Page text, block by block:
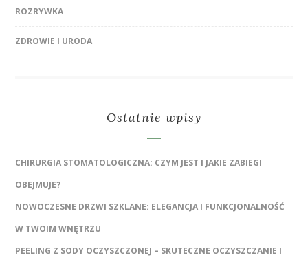
ROZRYWKA
ZDROWIE I URODA
Ostatnie wpisy
CHIRURGIA STOMATOLOGICZNA: CZYM JEST I JAKIE ZABIEGI
OBEJMUJE?
NOWOCZESNE DRZWI SZKLANE: ELEGANCJA I FUNKCJONALNOŚĆ
W TWOIM WNĘTRZU
PEELING Z SODY OCZYSZCZONEJ – SKUTECZNE OCZYSZCZANIE I